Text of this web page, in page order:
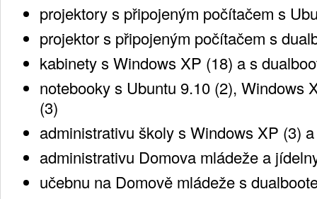
projektory s připojeným počítačem s
projektor s připojeným počítačem s
kabinety s Windows XP (18) a s
notebooky s Ubuntu 9.10 (2), Windows
(3)
administrativu školy s Windows XP (3)
administrativu Domova mládeže a
učebnu na Domově mládeže s